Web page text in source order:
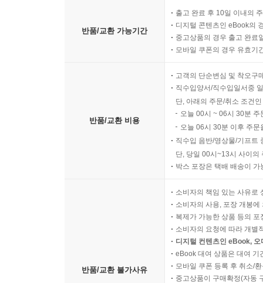
반품/교환 가능기간
출고 완료 후 10일 이내의
디지털 콘텐츠인 eBook의
중고상품의 경우 출고 완료
모바일 쿠폰의 경우 유효기
반품/교환 비용
고객의 단순변심 및 착오구
직수입양서/직수입일서중
단, 아래의 주문/취소 조건
오늘 00시 ~ 06시 30분
오늘 06시 30분 이후 주
직수입 음반/영상물/기프트
단, 당일 00시~13시 사이의
박스 포장은 택배 배송이
반품/교환 불가사유
소비자의 책임 있는 사유로
소비자의 사용, 포장 개봉
복제가 가능한 상품 등의
소비자의 요청에 따라 개별
디지털 컨텐츠인 eBook,
eBook 대여 상품은 대여 기
모바일 쿠폰 등록 후 취소/
중고상품이 구매확정(자동